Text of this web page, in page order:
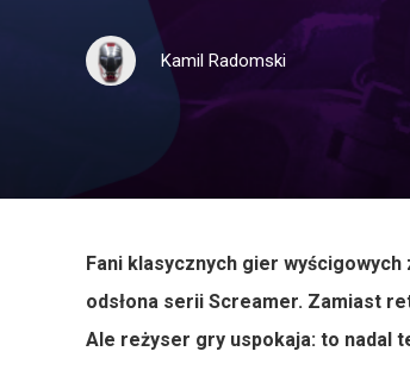
Kamil Radomski
Fani klasycznych gier
odsłona serii Screamer. Zamiast
Ale reżyser gry uspokaja: to nadal